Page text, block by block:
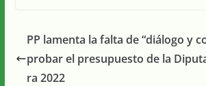
PP lamenta la falta de “diálogo y
probar el presupuesto de la
ra 2022